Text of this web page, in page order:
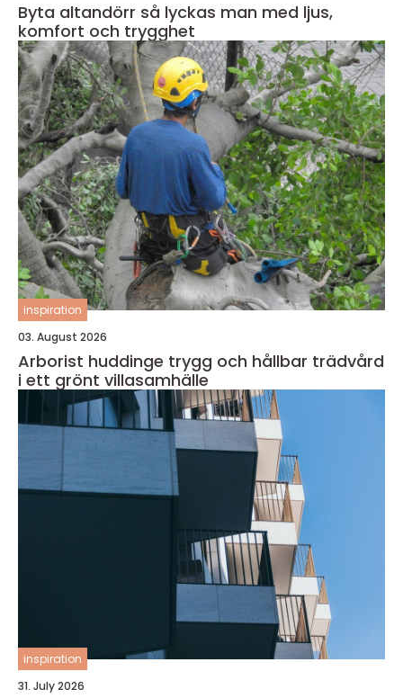
Byta altandörr så lyckas man med ljus,
komfort och trygghet
inspiration
03. August 2026
Arborist huddinge trygg och hållbar trädvård
i ett grönt villasamhälle
inspiration
31. July 2026